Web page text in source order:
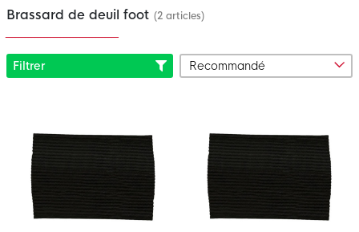
Brassard de deuil foot (2 articles)
Filtrer